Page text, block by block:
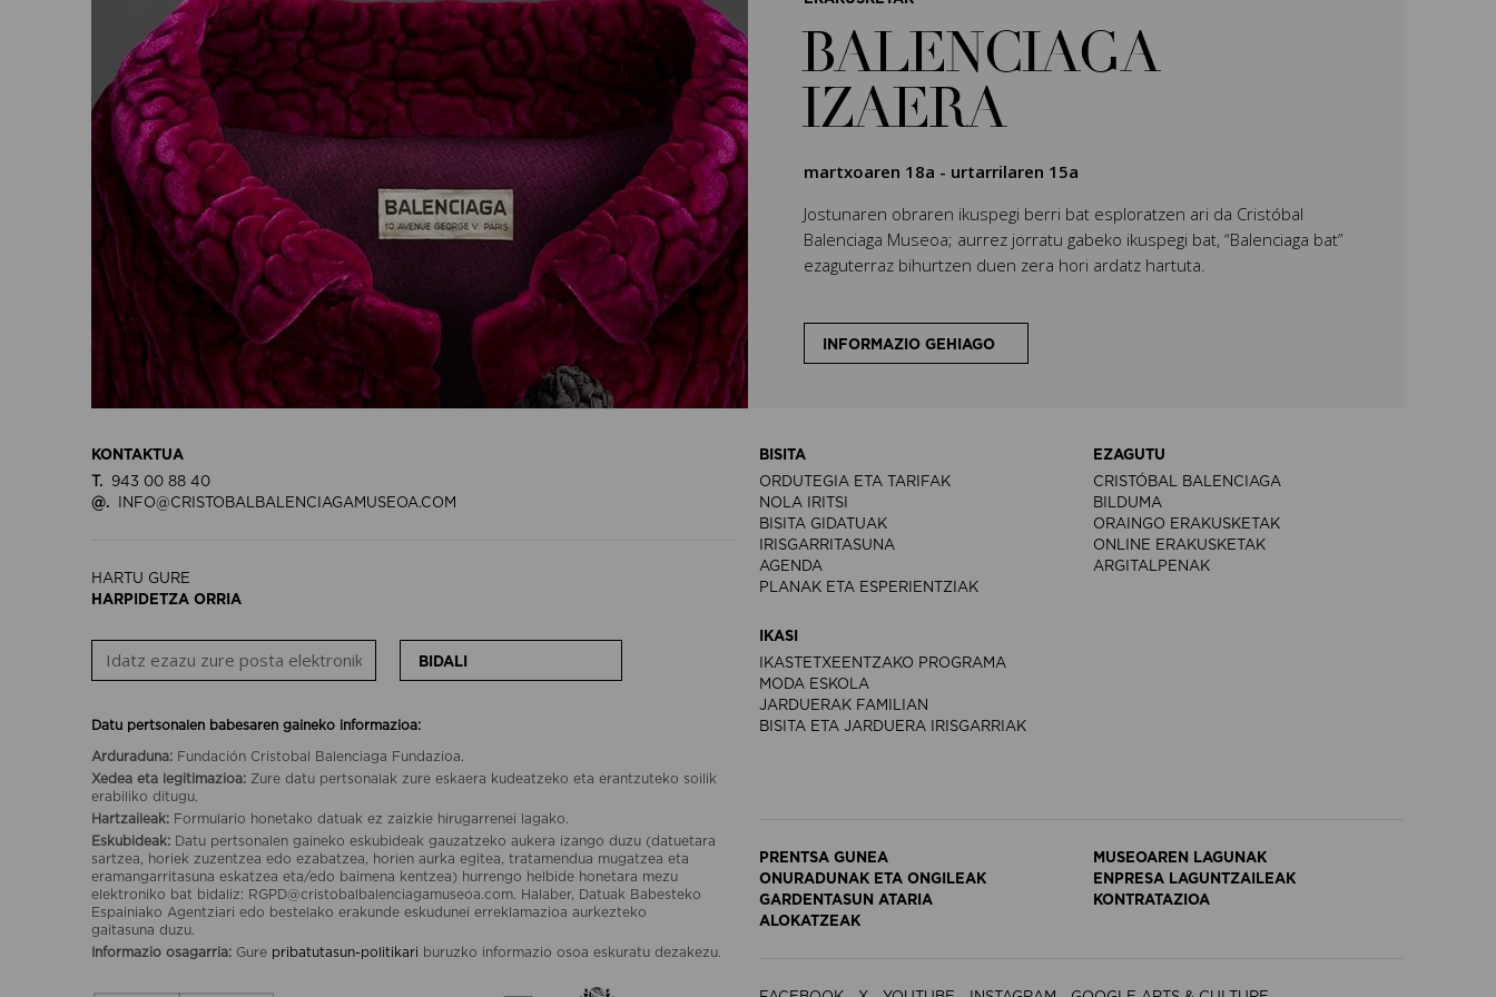
BALENCIAGA
IZAERA
martxoaren 18a - urtarrilaren 15a
Jostunaren obraren ikuspegi berri bat esploratzen ari da Cristóbal
Balenciaga Museoa; aurrez jorratu gabeko ikuspegi bat, “Balenciaga bat”
ezaguterraz bihurtzen duen zera hori ardatz hartuta.
INFORMAZIO GEHIAGO
KONTAKTUA
T.
943 00 88 40
@.
INFO@CRISTOBALBALENCIAGAMUSEOA.COM
HARTU GURE
HARPIDETZA ORRIA
BIDALI
Datu pertsonalen babesaren gaineko informazioa:
Arduraduna: Fundación Cristobal Balenciaga Fundazioa.
Xedea eta legitimazioa: Zure datu pertsonalak zure eskaera kudeatzeko eta erantzuteko soilik
erabiliko ditugu.
Hartzaileak: Formulario honetako datuak ez zaizkie hirugarrenei lagako.
Eskubideak: Datu pertsonalen gaineko eskubideak gauzatzeko aukera izango duzu (datuetara
sartzea, horiek zuzentzea edo ezabatzea, horien aurka egitea, tratamendua mugatzea eta
eramangarritasuna eskatzea eta/edo baimena kentzea) hurrengo helbide honetara mezu
elektroniko bat bidaliz: RGPD@cristobalbalenciagamuseoa.com. Halaber, Datuak Babesteko
Espainiako Agentziari edo bestelako erakunde eskudunei erreklamazioa aurkezteko
gaitasuna duzu.
Informazio osagarria: Gure pribatutasun-politikari buruzko informazio osoa eskuratu dezakezu.
BISITA
ORDUTEGIA ETA TARIFAK
NOLA IRITSI
BISITA GIDATUAK
IRISGARRITASUNA
AGENDA
PLANAK ETA ESPERIENTZIAK
EZAGUTU
CRISTÓBAL BALENCIAGA
BILDUMA
ORAINGO ERAKUSKETAK
ONLINE ERAKUSKETAK
ARGITALPENAK
IKASI
IKASTETXEENTZAKO PROGRAMA
MODA ESKOLA
JARDUERAK FAMILIAN
BISITA ETA JARDUERA IRISGARRIAK
PRENTSA GUNEA
MUSEOAREN LAGUNAK
ONURADUNAK ETA ONGILEAK
ENPRESA LAGUNTZAILEAK
GARDENTASUN ATARIA
KONTRATAZIOA
ALOKATZEAK